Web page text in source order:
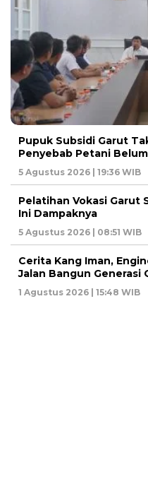
Pupuk Subsidi Garut
Penyebab Petani
5 Agustus 2026 | 19:36 WIB
Pelatihan Vokasi Garut
Ini Dampaknya
5 Agustus 2026 | 08:51 WIB
Cerita Kang Iman,
Jalan Bangun Generasi
1 Agustus 2026 | 15:48 WIB